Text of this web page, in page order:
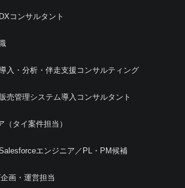
コンサルタント
入・分析・伴走支援コンサルティング
売管理システム導入コンサルタント
タイ案件担当）
エンジニア／PL・PM候補
画・運営担当